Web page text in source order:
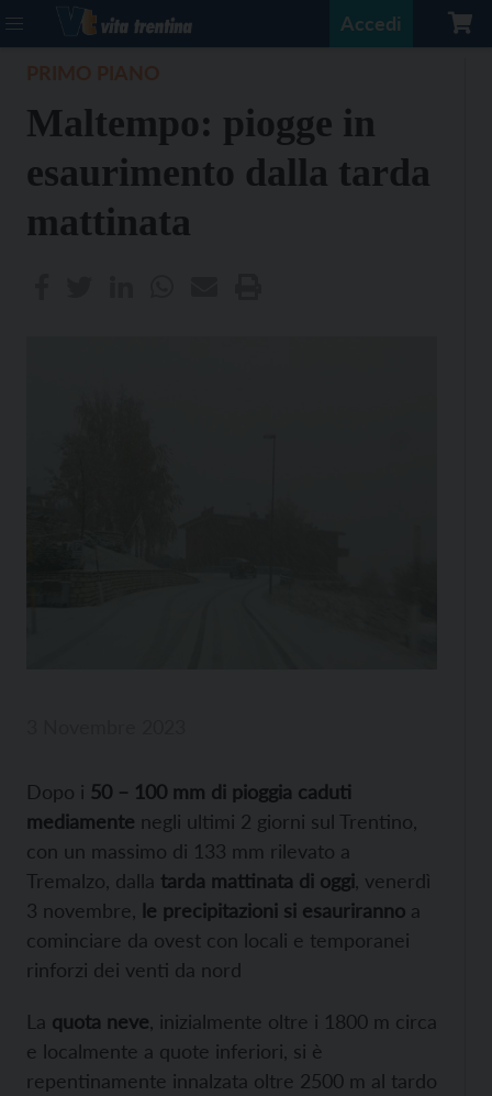
Accedi
Maltempo: piogge in
esaurimento dalla tarda
mattinata
Dopo i 50 – 100 mm di pioggia caduti
mediamente negli ultimi 2 giorni sul Trentino,
con un massimo di 133 mm rilevato a
Tremalzo, dalla tarda mattinata di oggi , venerdì
3 novembre, le precipitazioni si esauriranno a
cominciare da ovest con locali e temporanei
rinforzi dei venti da nord
La quota neve , inizialmente oltre i 1800 m circa
e localmente a quote inferiori, si è
repentinamente innalzata oltre 2500 m al tardo